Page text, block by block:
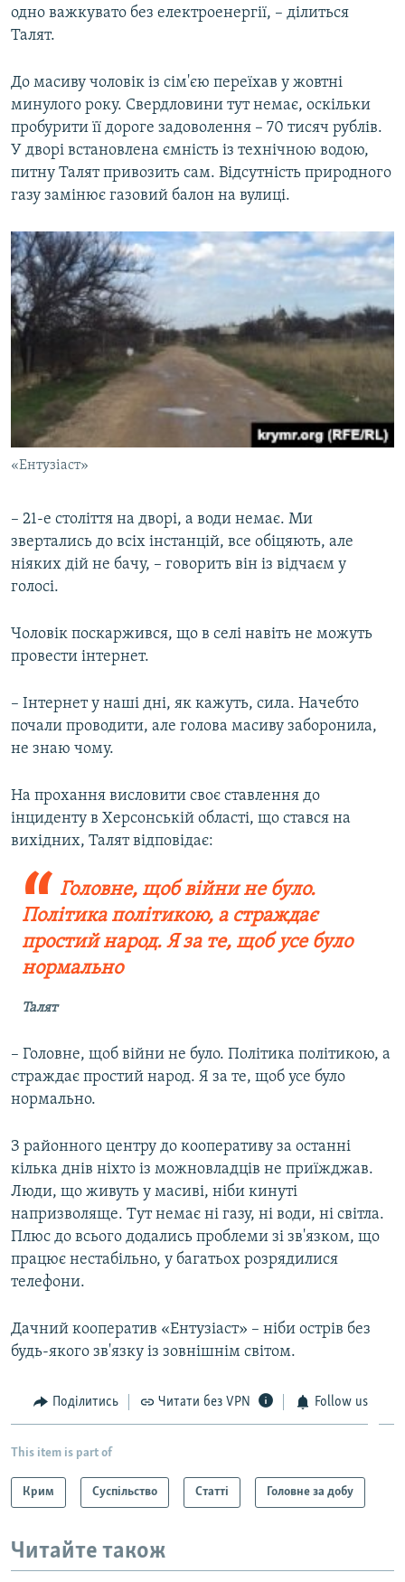
одно важкувато без електроенергії, – ділиться
Талят.
До масиву чоловік із сім'єю переїхав у жовтні
минулого року. Свердловини тут немає, оскільки
пробурити її дороге задоволення – 70 тисяч рублів.
У дворі встановлена ємність із технічною водою,
питну Талят привозить сам. Відсутність природного
газу замінює газовий балон на вулиці.
«Ентузіаст»
– 21-е століття на дворі, а води немає. Ми
звертались до всіх інстанцій, все обіцяють, але
ніяких дій не бачу, – говорить він із відчаєм у
голосі.
Чоловік поскаржився, що в селі навіть не можуть
провести інтернет.
– Інтернет у наші дні, як кажуть, сила. Начебто
почали проводити, але голова масиву заборонила,
не знаю чому.
На прохання висловити своє ставлення до
інциденту в Херсонській області, що стався на
вихідних, Талят відповідає:
Головне, щоб війни не було.
Політика політикою, а страждає
простий народ. Я за те, щоб усе було
нормально
Талят
– Головне, щоб війни не було. Політика політикою, а
страждає простий народ. Я за те, щоб усе було
нормально.
З районного центру до кооперативу за останні
кілька днів ніхто із можновладців не приїжджав.
Люди, що живуть у масиві, ніби кинуті
напризволяще. Тут немає ні газу, ні води, ні світла.
Плюс до всього додались проблеми зі зв'язком, що
працює нестабільно, у багатьох розрядилися
телефони.
Дачний кооператив «Ентузіаст» – ніби острів без
будь-якого зв'язку із зовнішнім світом.
Поділитись Читати без VPN Follow us
This item is part of
Крим Суспільство Статті Головне за добу
Читайте також